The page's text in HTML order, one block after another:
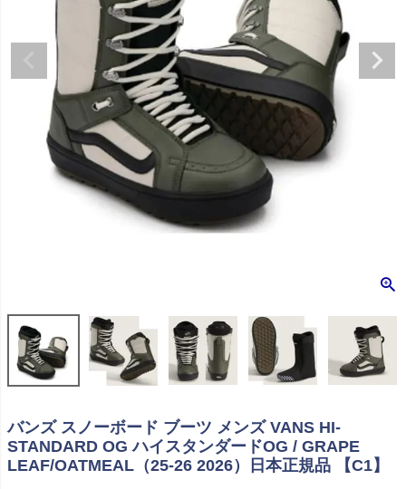
バンズ スノーボード ブーツ メンズ VANS HI-
STANDARD OG ハイスタンダードOG / GRAPE
LEAF/OATMEAL（25-26 2026）日本正規品 【C1】